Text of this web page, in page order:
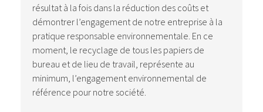
résultat à la fois dans la réduction des coûts et
démontrer l’engagement de notre entreprise à la
pratique responsable environnementale. En ce
moment, le recyclage de tous les papiers de
bureau et de lieu de travail, représente au
minimum, l’engagement environnemental de
référence pour notre société.